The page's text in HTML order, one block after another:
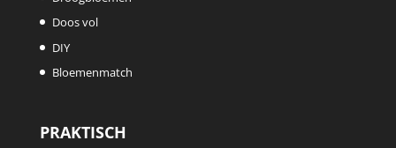
Doos vol
DIY
Bloemenmatch
PRAKTISCH